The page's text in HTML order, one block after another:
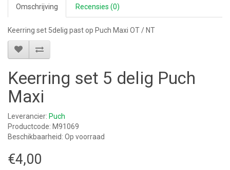
Omschrijving Recensies (0)
Keerring set 5delig past op Puch Maxi OT / NT
Keerring set 5 delig Puch
Maxi
Leverancier: Puch
Productcode: M91069
Beschikbaarheid: Op voorraad
€4,00